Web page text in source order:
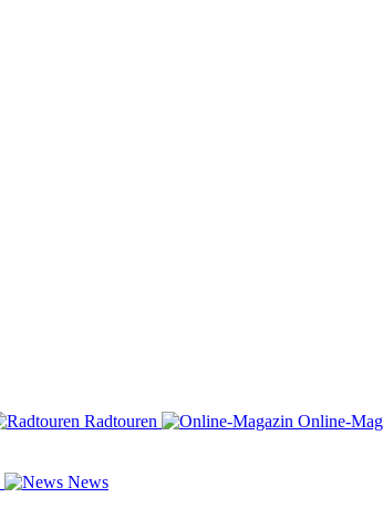
Radtouren Online-
News